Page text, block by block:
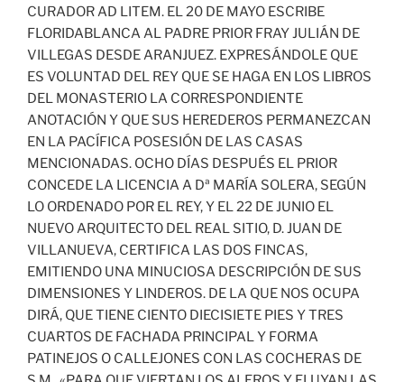
CURADOR AD LITEM. EL 20 DE MAYO ESCRIBE
FLORIDABLANCA AL PADRE PRIOR FRAY JULIÁN DE
VILLEGAS DESDE ARANJUEZ. EXPRESÁNDOLE QUE
ES VOLUNTAD DEL REY QUE SE HAGA EN LOS LIBROS
DEL MONASTERIO LA CORRESPONDIENTE
ANOTACIÓN Y QUE SUS HEREDEROS PERMANEZCAN
EN LA PACÍFICA POSESIÓN DE LAS CASAS
MENCIONADAS. OCHO DÍAS DESPUÉS EL PRIOR
CONCEDE LA LICENCIA A Dª MARÍA SOLERA, SEGÚN
LO ORDENADO POR EL REY, Y EL 22 DE JUNIO EL
NUEVO ARQUITECTO DEL REAL SITIO, D. JUAN DE
VILLANUEVA, CERTIFICA LAS DOS FINCAS,
EMITIENDO UNA MINUCIOSA DESCRIPCIÓN DE SUS
DIMENSIONES Y LINDEROS. DE LA QUE NOS OCUPA
DIRÁ, QUE TIENE CIENTO DIECISIETE PIES Y TRES
CUARTOS DE FACHADA PRINCIPAL Y FORMA
PATINEJOS O CALLEJONES CON LAS COCHERAS DE